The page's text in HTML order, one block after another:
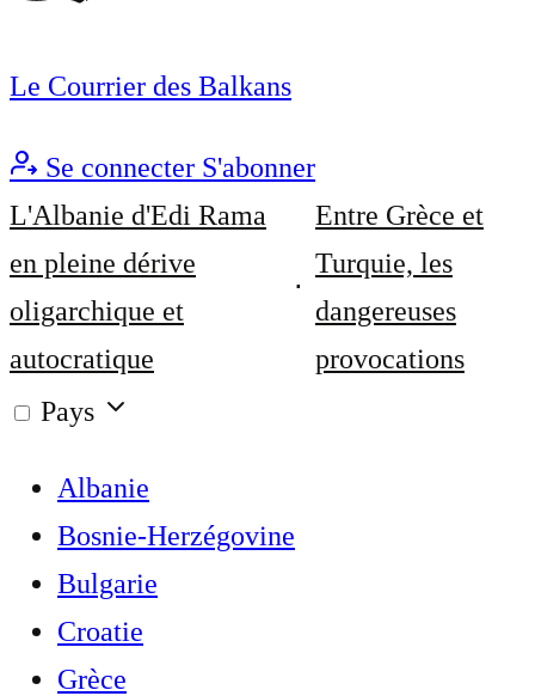
Le Courrier des Balkans
Se connecter S'abonner
L'Albanie d'Edi Rama
en pleine dérive
oligarchique et
autocratique
Entre Grèce et
Turquie, les
dangereuses
provocations
Pays
Albanie
Bosnie-Herzégovine
Bulgarie
Croatie
Grèce